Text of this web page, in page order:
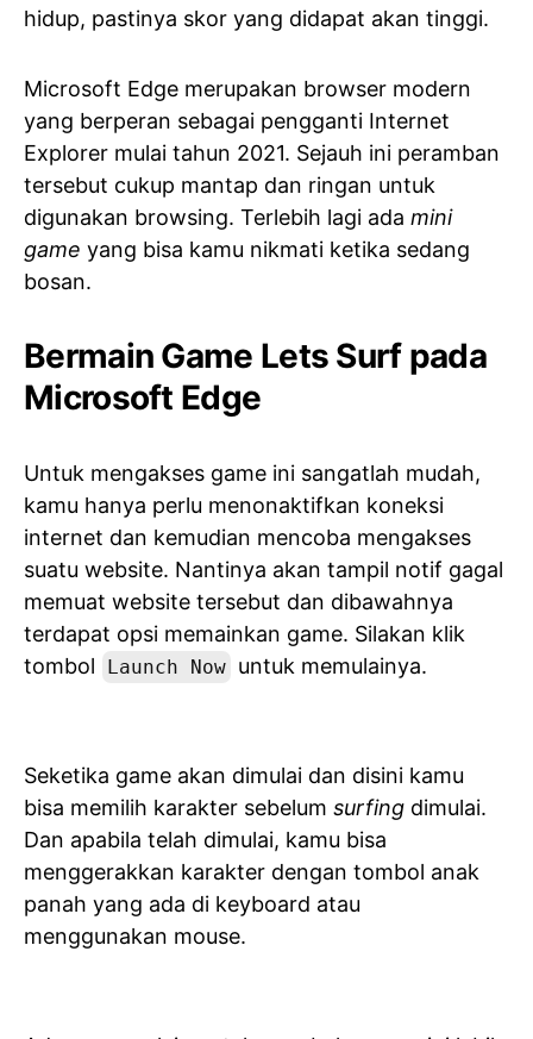
hidup, pastinya skor yang didapat akan tinggi.
Microsoft Edge merupakan browser modern
yang berperan sebagai pengganti Internet
Explorer mulai tahun 2021. Sejauh ini peramban
tersebut cukup mantap dan ringan untuk
digunakan browsing. Terlebih lagi ada mini
game yang bisa kamu nikmati ketika sedang
bosan.
Bermain Game Lets Surf pada
Microsoft Edge
Untuk mengakses game ini sangatlah mudah,
kamu hanya perlu menonaktifkan koneksi
internet dan kemudian mencoba mengakses
suatu website. Nantinya akan tampil notif gagal
memuat website tersebut dan dibawahnya
terdapat opsi memainkan game. Silakan klik
tombol
Launch Now untuk memulainya.
Seketika game akan dimulai dan disini kamu
bisa memilih karakter sebelum surfing dimulai.
Dan apabila telah dimulai, kamu bisa
menggerakkan karakter dengan tombol anak
panah yang ada di keyboard atau
menggunakan mouse.